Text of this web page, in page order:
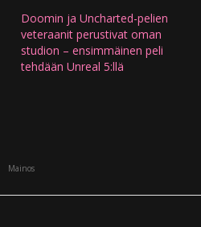
Doomin ja Uncharted-pelien
veteraanit perustivat oman
studion – ensimmäinen peli
tehdään Unreal 5:llä
Mainos